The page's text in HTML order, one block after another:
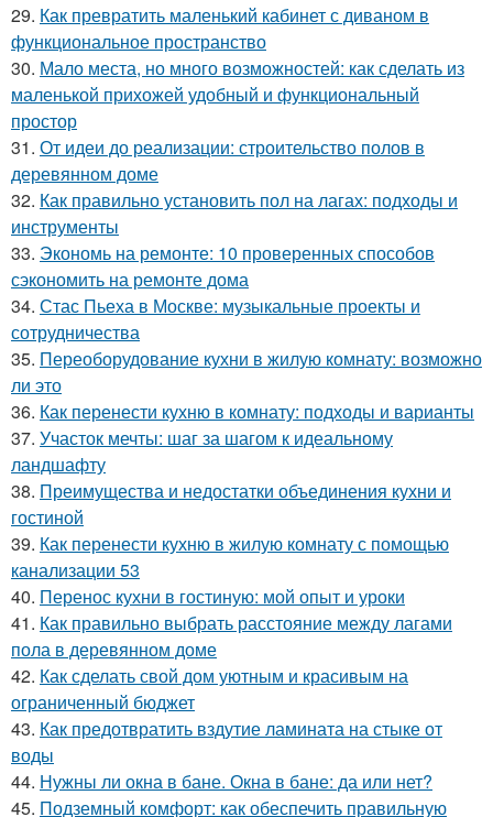
29. Как превратить маленький кабинет с диваном в
функциональное пространство
30. Мало места, но много возможностей: как сделать из
маленькой прихожей удобный и функциональный
простор
31. От идеи до реализации: строительство полов в
деревянном доме
32. Как правильно установить пол на лагах: подходы и
инструменты
33. Экономь на ремонте: 10 проверенных способов
сэкономить на ремонте дома
34. Стас Пьеха в Москве: музыкальные проекты и
сотрудничества
35. Переоборудование кухни в жилую комнату: возможно
ли это
36. Как перенести кухню в комнату: подходы и варианты
37. Участок мечты: шаг за шагом к идеальному
ландшафту
38. Преимущества и недостатки объединения кухни и
гостиной
39. Как перенести кухню в жилую комнату с помощью
канализации 53
40. Перенос кухни в гостиную: мой опыт и уроки
41. Как правильно выбрать расстояние между лагами
пола в деревянном доме
42. Как сделать свой дом уютным и красивым на
ограниченный бюджет
43. Как предотвратить вздутие ламината на стыке от
воды
44. Нужны ли окна в бане. Окна в бане: да или нет?
45. Подземный комфорт: как обеспечить правильную